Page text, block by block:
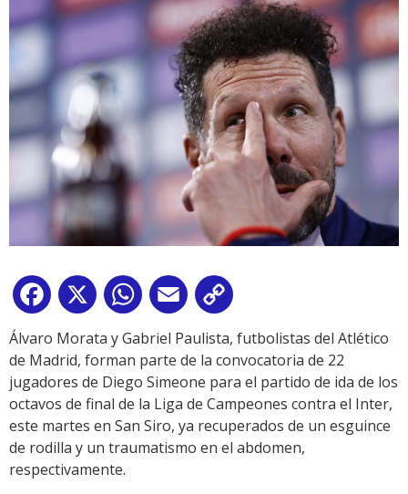
Facebook
X WhatsApp
Email
Link
Álvaro Morata y Gabriel Paulista, futbolistas del Atlético
de Madrid, forman parte de la convocatoria de 22
jugadores de Diego Simeone para el partido de ida de los
octavos de final de la Liga de Campeones contra el Inter,
este martes en San Siro, ya recuperados de un esguince
de rodilla y un traumatismo en el abdomen,
respectivamente.